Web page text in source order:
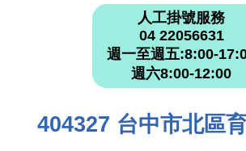
人工掛號服務
04 22056631
週一至週五:8:00-
週六8:00-12:00
404327 台中市北區